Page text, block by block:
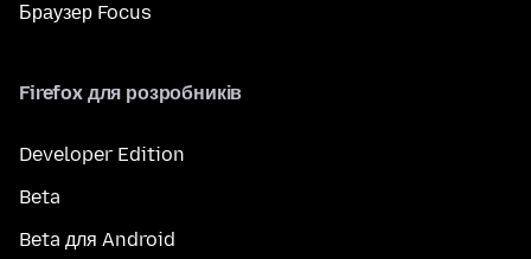
Браузер Focus
Firefox для розробників
Developer Edition
Beta
Beta для Android